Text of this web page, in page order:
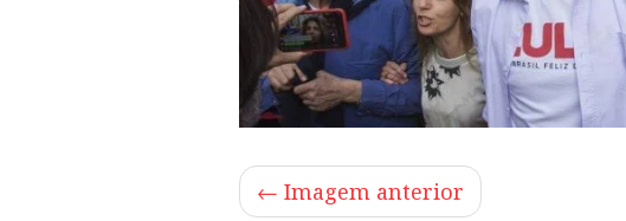
← Imagem anterior